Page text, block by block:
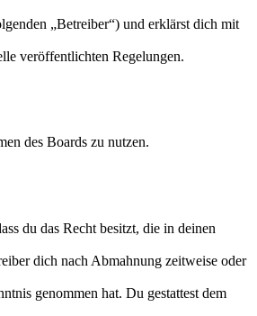
„Betreiber“) und erklärst dich mit
veröffentlichten Regelungen.
des Boards zu nutzen.
du das Recht besitzt, die in deinen
dich nach Abmahnung zeitweise oder
genommen hat. Du gestattest dem